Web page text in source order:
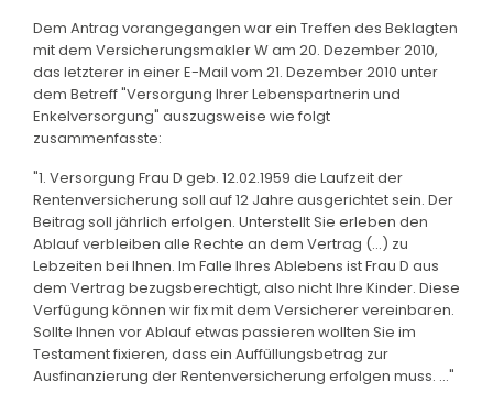
Dem Antrag vorangegangen war ein Treffen des Beklagten
mit dem Versicherungsmakler W am 20. Dezember 2010,
das letzterer in einer E-Mail vom 21. Dezember 2010 unter
dem Betreff "Versorgung Ihrer Lebenspartnerin und
Enkelversorgung" auszugsweise wie folgt
zusammenfasste:
"1. Versorgung Frau D geb. 12.02.1959 die Laufzeit der
Rentenversicherung soll auf 12 Jahre ausgerichtet sein. Der
Beitrag soll jährlich erfolgen. Unterstellt Sie erleben den
Ablauf verbleiben alle Rechte an dem Vertrag (...) zu
Lebzeiten bei Ihnen. Im Falle Ihres Ablebens ist Frau D aus
dem Vertrag bezugsberechtigt, also nicht Ihre Kinder. Diese
Verfügung können wir fix mit dem Versicherer vereinbaren.
Sollte Ihnen vor Ablauf etwas passieren wollten Sie im
Testament fixieren, dass ein Auffüllungsbetrag zur
Ausfinanzierung der Rentenversicherung erfolgen muss. ..."